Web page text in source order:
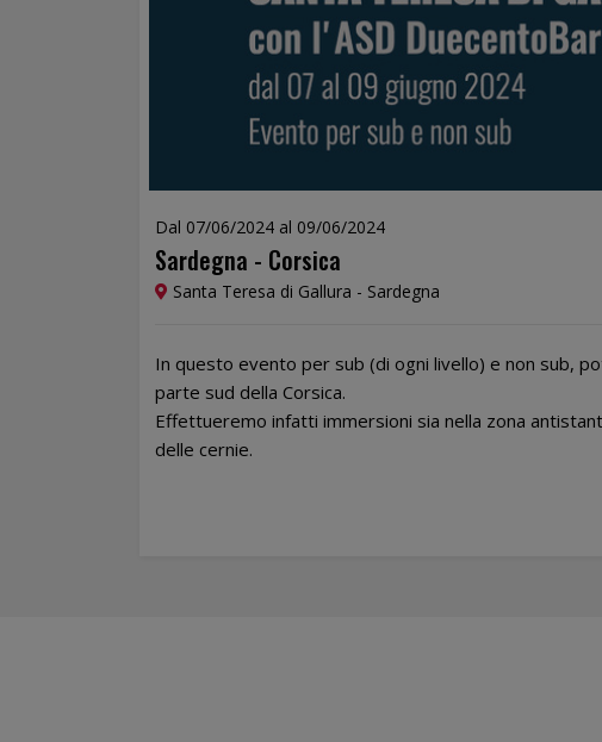
Dal 07/06/2024 al 09/06/2024
Sardegna - Corsica
Santa Teresa di Gallura - Sardegna
In questo evento per sub (di ogni livello) e non sub,
parte sud della Corsica.
Effettueremo infatti immersioni sia nella zona
delle cernie.